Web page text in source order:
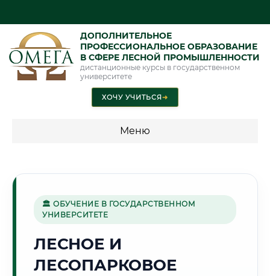
ДОПОЛНИТЕЛЬНОЕ
ПРОФЕССИОНАЛЬНОЕ ОБРАЗОВАНИЕ
В СФЕРЕ ЛЕСНОЙ ПРОМЫШЛЕННОСТИ
дистанционные курсы в государственном
университете
ХОЧУ УЧИТЬСЯ➜
Меню
промышленность"
Г. ВЛАДИМИР
🏛 ОБУЧЕНИЕ В ГОСУДАРСТВЕННОМ
УНИВЕРСИТЕТЕ
ЛЕСНОЕ И
ЛЕСОПАРКОВОЕ